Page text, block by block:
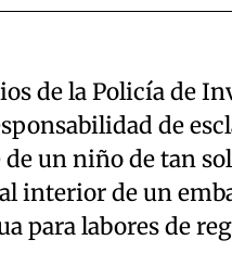
de la Policía de
de
un niño de tan
interior de un
para labores de